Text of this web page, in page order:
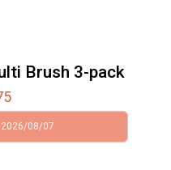
Brush 3-pack
08/07